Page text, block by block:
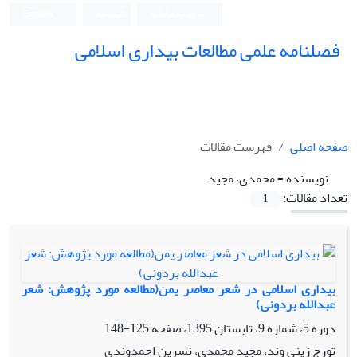
فصلنامه علمی مطالعات بیداری اسلامی
صفحه اصلی
فهرست مقالات
نویسنده =محمدی، مجید
تعداد مقالات:
1
بیداری اسلامی در شعر معاصر یمن(مطالعه مورد پژوهش: شعر
عبدالله بردونی)
دوره 5، شماره 9، تابستان 1395، صفحه
125-148
تورج زینی وند، مجید محمدی، نسرین احمدوندی